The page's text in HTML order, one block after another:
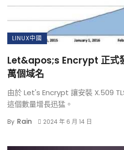
LINUX中國
Let&apos;s Encrypt 正式
萬個域名
由於 Let's Encrypt 讓安裝 X.509
這個數量增長迅猛。
By Rain 2024 年 6 月 14 日